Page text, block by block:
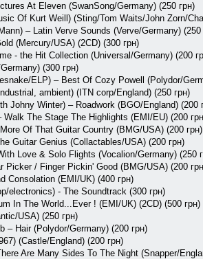
At Eleven (SwanSong/Germany) (250 грн)
Of Kurt Weill) (Sting/Tom Waits/John Zorn/
– Latin Verve Sounds (Verve/Germany) (250
(Mercury/USA) (2CD) (300 грн)
- the Hit Collection (Universal/Germany) (200
(300 грн)
ELP) – Best Of Cozy Powell (Polydor/
ambient‎) (ITN corp/England) (250 грн)
Johny Winter) – Roadwork (BGO/England) (200
The Stage The Highlights (EMI/EU) (200
Of That Guitar Country (BMG/USA) (200 грн)
Guitar Genius (Collactables/USA) (200 грн)
Love & Solo Flights (Vocalion/Germany) (250
Picker / Finger Pickin' Good (BMG/USA) (200
Consolation (EMI/UK) (400 грн)
electronics) - The Soundtrack (300 грн)
In The World...Ever ! (EMI/UK) (2CD) (500 грн)
USA) (250 грн)
– Hair (Polydor/Germany) (200 грн)
(Castle/England) (200 грн)
Are Many Sides To The Night (Snapper/